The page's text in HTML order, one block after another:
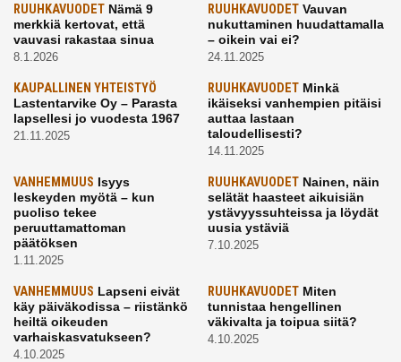
RUUHKAVUODET Nämä 9
merkkiä kertovat, että
vauvasi rakastaa sinua
8.1.2026
RUUHKAVUODETVauvan
nukuttaminen huudattamalla
– oikein vai ei?
24.11.2025
KAUPALLINEN YHTEISTYÖ
Lastentarvike Oy – Parasta
lapsellesi jo vuodesta 1967
21.11.2025
RUUHKAVUODETMinkä
ikäiseksi vanhempien pitäisi
auttaa lastaan
taloudellisesti?
14.11.2025
VANHEMMUUS Isyys
leskeyden myötä – kun
puoliso tekee
peruuttamattoman
päätöksen
1.11.2025
RUUHKAVUODETNainen, näin
selätät haasteet aikuisiän
ystävyyssuhteissa ja löydät
uusia ystäviä
7.10.2025
VANHEMMUUS Lapseni eivät
käy päiväkodissa – riistänkö
heiltä oikeuden
varhaiskasvatukseen?
4.10.2025
RUUHKAVUODETMiten
tunnistaa hengellinen
väkivalta ja toipua siitä?
4.10.2025